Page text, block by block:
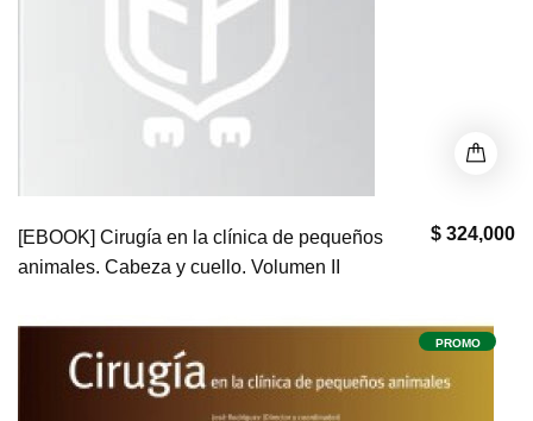
$ 324,000
[EBOOK] Cirugía en la clínica de pequeños
animales. Cabeza y cuello. Volumen II
PROMO